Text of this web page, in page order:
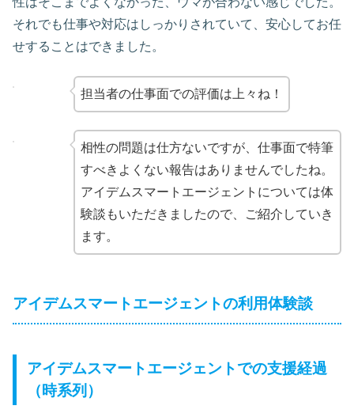
それでも仕事や対応はしっかりされていて、安心してお任
せすることはできました。
担当者の仕事面での評価は上々ね！
相性の問題は仕方ないですが、仕事面で特筆
すべきよくない報告はありませんでしたね。
アイデムスマートエージェントについては体
験談もいただきましたので、ご紹介していき
ます。
アイデムスマートエージェントの利用体験談
アイデムスマートエージェントでの支援経過
（時系列）